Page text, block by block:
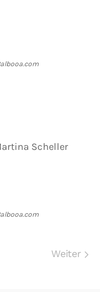
Scheller
Weiter